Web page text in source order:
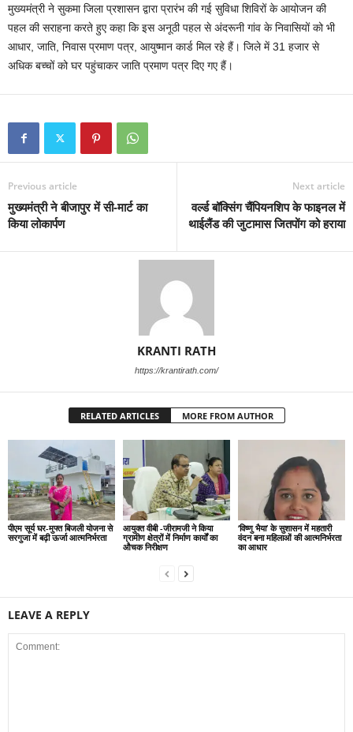
मुख्यमंत्री ने सुकमा जिला प्रशासन द्वारा प्रारंभ की गई सुविधा शिविरों के आयोजन की
पहल की सराहना करते हुए कहा कि इस अनूठी पहल से अंदरूनी गांव के निवासियों को भी
आधार, जाति, निवास प्रमाण पत्र, आयुष्मान कार्ड मिल रहे हैं। जिले में 31 हजार से
अधिक बच्चों को घर पहुंचाकर जाति प्रमाण पत्र दिए गए हैं।
Previous article
मुख्यमंत्री ने बीजापुर में सी-मार्ट का
किया लोकार्पण
Next article
वर्ल्ड बॉक्सिंग चैंपियनशिप के फाइनल में
थाईलैंड की जुटामास जितपोंग को हराया
KRANTI RATH
https://krantirath.com/
RELATED ARTICLES MORE FROM AUTHOR
पीएम सूर्य घर-मुफ्त बिजली योजना से
सरगुजा में बढ़ी ऊर्जा आत्मनिर्भरता
आयुक्त वीबी -जीरामजी ने किया
ग्रामीण क्षेत्रों में निर्माण कार्यों का
औचक निरीक्षण
‘विष्णु भैया’ के सुशासन में महतारी
वंदन बना महिलाओं की आत्मनिर्भरता
का आधार
LEAVE A REPLY